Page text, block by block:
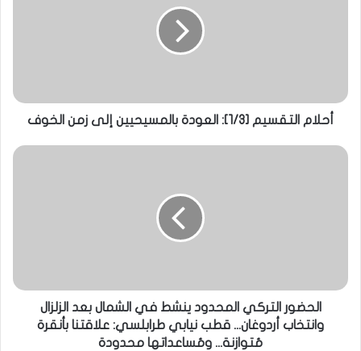
أحلام التقسيم [1/3]: العودة بالمسيحيين إلى زمن الخوف
الحضور التركي المحدود ينشط في الشمال بعد الزلزال
وانتخاب أردوغان... قطب نيابي طرابلسي: علاقتنا بأنقرة
مُتوازنة... ومُساعداتها محدودة